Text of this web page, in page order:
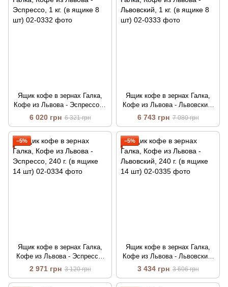
Ящик кофе в зернах Галка,
Кофе из Львова - Эспрессо, 1
кг. (в ящике 8 шт)
6 020 грн 6 321 грн
Ящик кофе в зернах Галка,
Кофе из Львова - Львовский,
1 кг. (в ящике 8 шт)
6 743 грн 7 080 грн
−5%
Ящик кофе в зернах Галка,
Кофе из Львова - Эспрессо,
240 г. (в ящике 14 шт)
2 971 грн 3 120 грн
−5%
Ящик кофе в зернах Галка,
Кофе из Львова - Львовский,
240 г. (в ящике 14 шт)
3 434 грн 3 606 грн